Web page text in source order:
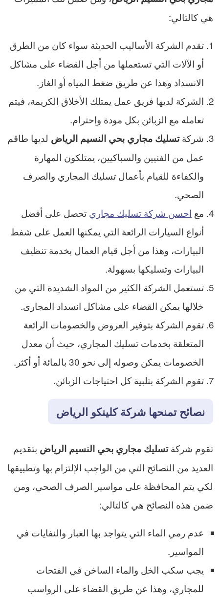
هي كالتالي:
تقدم الشركة الأساليب الحديثة سواء كان من الطرق
أو الآلات التي تستعملها من أجل القضاء على مشاكل
الانسداد وهذا عن طريق ضغط المياه أو الغاز.
الشركة لديها فريق عمل يمتلك الأخلاق الكريمة، فيتم
تعامله مع الزبائن بكل مودة وإحترام.
شركةتسليك مجاري بحي النسيم الرياض لديها طاقم
عمل من الفنيين والسباكيين، يمتلكون المهارة
والكفاءة للقيام بأعمال تسليك المجاري والصرف
الصحي.
مع احسن شركة تسليك مجاري تحصل على أفضل
أنواع السيارات الرائعة التي يمكنها العمل على شفط
البيارات، وهذا من أجل قيام العمال بخدمة تنظيف
البيارات وتسليكها بسهولة.
تستعمل الشركة الكثير من المواد الشديدة التي من
خلالها يمكن القضاء على مشاكل انسداد المجارى.
تقوم الشركة بتوفير العروض والخصومات الرائعة
المتعلقة بخدمات تسليك المجاري، حيث أن معدل
الخصومات يمكن وصوله إلى نحو 30 بالمائة أو أكثر.
تقوم الشركة بتلبية كل احتياجات الزبائن.
نصائح تمنحها شركة كلينكو الرياض
تقوم شركةتسليك مجاري بحي النسيم الرياض بتقديم
العديد من النصائح التي من الواجب الإلتزام بها وتطبيقها
لكي يتم المحافظة على مواسير الصرف الصحي، ومن
ضمن هذه النصائح هي كالتالي:
عدم رمي الماء التي يتواجد بها الغبار والنفايات في
المواسير.
يجب سكب الخل والماء الساخن في الفتحات
للمجاري، وهذا عن طريق القضاء على الرواسب